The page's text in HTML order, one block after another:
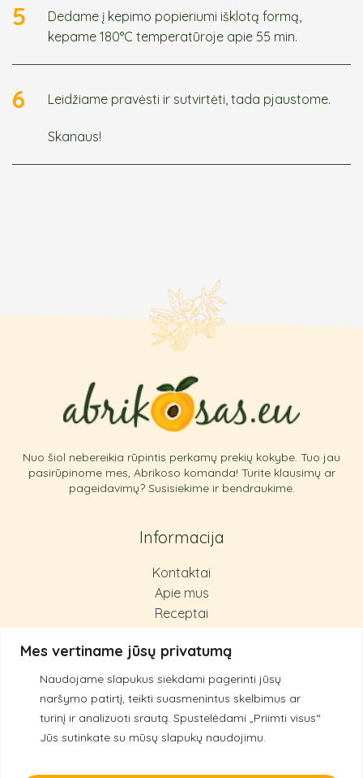
Mes vertiname jūsų privatumą
Naudojame slapukus siekdami pagerinti jūsų
naršymo patirtį, teikti suasmenintus skelbimus ar
turinį ir analizuoti srautą. Spustelėdami „Priimti visus“
Jūs sutinkate su mūsų slapukų naudojimu.
5
Dedame į kepimo popieriumi išklotą formą,
kepame 180°C temperatūroje apie 55 min.
6 Leidžiame pravėsti ir sutvirtėti, tada pjaustome.
Skanaus!
Nuo šiol nebereikia rūpintis perkamų prekių kokybe. Tuo jau
pasirūpinome mes, Abrikoso komanda! Turite klausimų ar
pageidavimų? Susisiekime ir bendraukime.
Informacija
Kontaktai
Apie mus
Receptai
Privatumo politika
Kokybės principai